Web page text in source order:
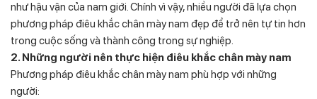
như hậu vận của nam giới. Chính vì vậy, nhiều người đã lựa chọn
phương pháp điêu khắc chân mày nam đẹp để trở nên tự tin hơn
trong cuộc sống và thành công trong sự nghiệp.
2. Những người nên thực hiện điêu khắc chân mày nam
Phương pháp điêu khắc chân mày nam phù hợp với những
người: